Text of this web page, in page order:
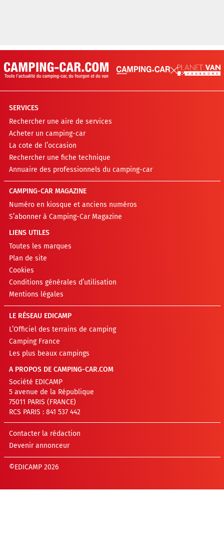
SERVICES
Rechercher une aire de services
Acheter un camping-car
La cote de l’occasion
Rechercher une fiche technique
Annuaire des professionnels du camping-car
CAMPING-CAR MAGAZINE
Numéro en kiosque et anciens numéros
S’abonner à Camping-Car Magazine
LIENS UTILES
Toutes les marques
Plan de site
Cookies
Conditions générales d’utilisation
Mentions légales
LE RÉSEAU EDICAMP
L’Officiel des terrains de camping
Camping France
Les plus beaux campings
A PROPOS DE CAMPING-CAR.COM
Société EDICAMP
5 avenue de la République
75011 PARIS (FRANCE)
RCS PARIS : 841 537 442
Contacter la rédaction
Devenir annonceur
©EDICAMP 2026